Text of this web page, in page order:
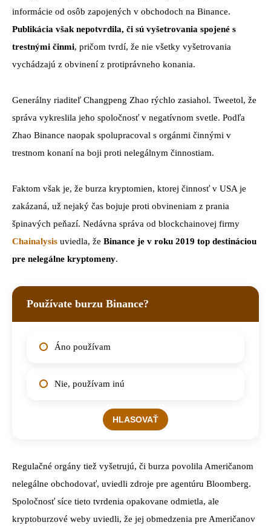
informácie od osôb zapojených v obchodoch na Binance.
Publikácia však nepotvrdila, či sú vyšetrovania spojené s
trestnými činmi, pričom tvrdí, že nie všetky vyšetrovania
vychádzajú z obvinení z protiprávneho konania.
Generálny riaditeľ Changpeng Zhao rýchlo zasiahol. Tweetol, že
správa vykreslila jeho spoločnosť v negatívnom svetle. Podľa
Zhao Binance naopak spolupracoval s orgánmi činnými v
trestnom konaní na boji proti nelegálnym činnostiam.
Faktom však je, že burza kryptomien, ktorej činnosť v USA je
zakázaná, už nejaký čas bojuje proti obvineniam z prania
špinavých peňazí. Nedávna správa od blockchainovej firmy
Chainalysis uviedla, že Binance je v roku 2019 top destináciou
pre nelegálne kryptomeny.
Používate burzu Binance?
Áno používam
Nie, používam inú
Regulačné orgány tiež vyšetrujú, či burza povolila Američanom
nelegálne obchodovať, uviedli zdroje pre agentúru Bloomberg.
Spoločnosť síce tieto tvrdenia opakovane odmietla, ale
kryptoburzové weby uviedli, že jej obmedzenia pre Američanov